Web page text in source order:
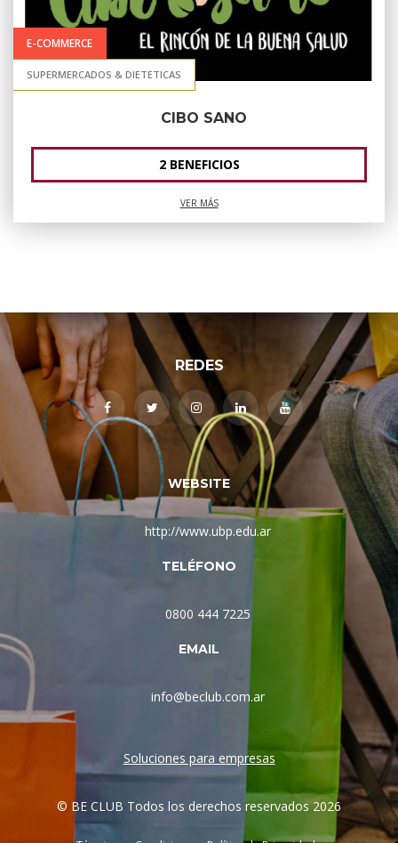
E-COMMERCE
SUPERMERCADOS & DIETETICAS
CIBO SANO
2 BENEFICIOS
VER MÁS
REDES
WEBSITE
http://www.ubp.edu.ar
TELÉFONO
0800 444 7225
EMAIL
info@beclub.com.ar
Soluciones para empresas
© BE CLUB Todos los derechos reservados 2026